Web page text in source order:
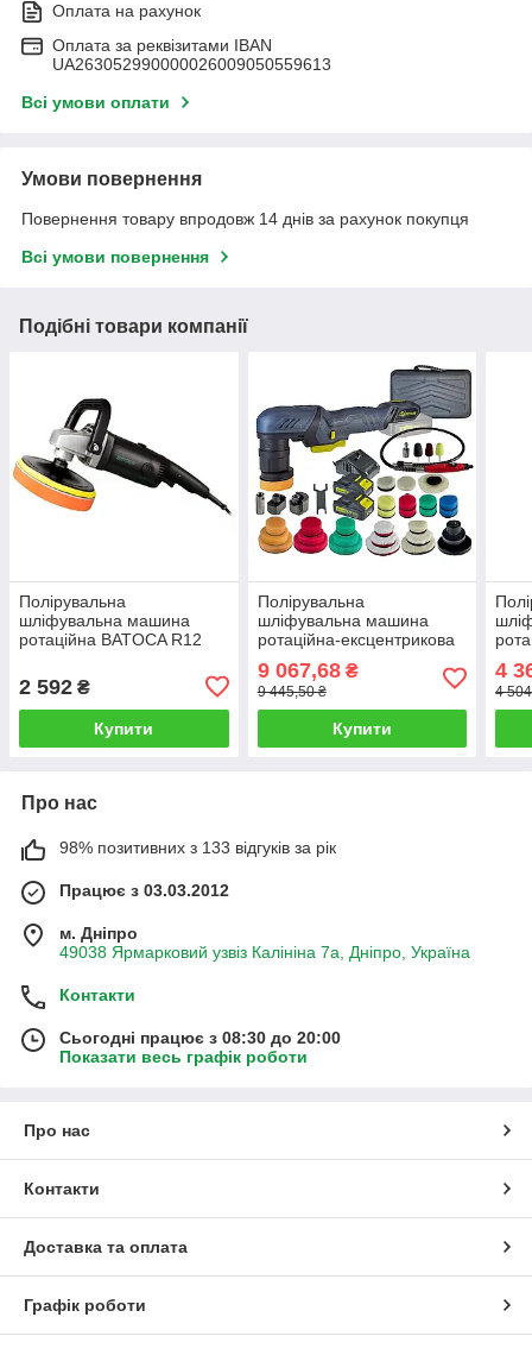
Оплата на рахунок
Оплата за реквізитами IBAN
UA263052990000026009050559613
Всі умови оплати
Умови повернення
Повернення товару впродовж 14 днів за рахунок покупця
Всі умови повернення
Подібні товари компанії
Полірувальна
шліфувальна машина
ротаційна BATOCA R12
2 592 ₴
Купити
Полірувальна
шліфувальна машина
ротаційна-ексцентрикова
TDA1212B Set 2
9 067,68₴
9 445,50 ₴
Купити
4
4
Про нас
98% позитивних з 133 відгуків за рік
Працює з 03.03.2012
м. Дніпро
49038 Ярмарковий узвіз Калініна 7а, Дніпро, Україна
Контакти
Сьогодні працює з 08:30 до 20:00
Показати весь графік роботи
Про нас
Контакти
Доставка та оплата
Графік роботи